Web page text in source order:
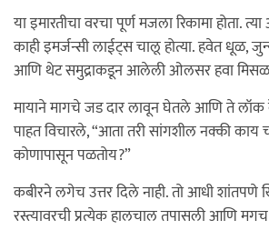
या इमारतीचा वरचा पूर्ण मजला रिकामा होता.
काही इमर्जन्सी लाईट्स चालू होत्या. हवेत धूळ,
आणि थेट समुद्राकडून आलेली ओलसर हवा
मायाने मागचे जड दार लावून घेतले आणि ते
पाहत विचारले, “आता तरी सांगशील नक्की
कोणापासून पळतोय?”
कबीरने लगेच उत्तर दिले नाही. तो आधी शांतपणे
रस्त्यावरची प्रत्येक हालचाल तपासली आणि